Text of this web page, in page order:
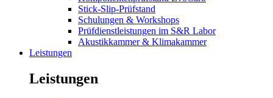
Stick-Slip-Prüfstand
Schulungen & Workshops
Prüfdienstleistungen im S&R Labor
Akustikkammer & Klimakammer
Leistungen
Leistungen